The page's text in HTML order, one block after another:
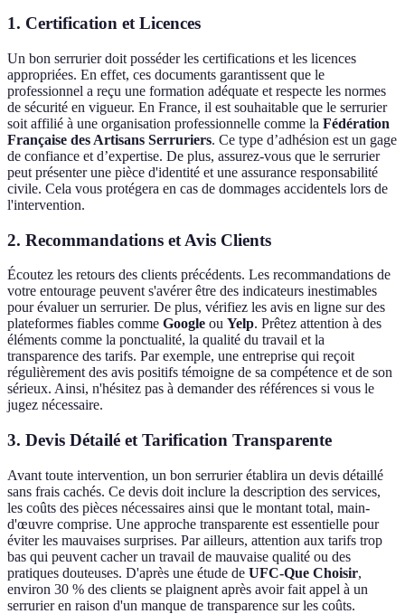
1. Certification et Licences
Un bon serrurier doit posséder les certifications et les licences
appropriées. En effet, ces documents garantissent que le
professionnel a reçu une formation adéquate et respecte les normes
de sécurité en vigueur. En France, il est souhaitable que le serrurier
soit affilié à une organisation professionnelle comme la Fédération
Française des Artisans Serruriers. Ce type d’adhésion est un gage
de confiance et d’expertise. De plus, assurez-vous que le serrurier
peut présenter une pièce d'identité et une assurance responsabilité
civile. Cela vous protégera en cas de dommages accidentels lors de
l'intervention.
2. Recommandations et Avis Clients
Écoutez les retours des clients précédents. Les recommandations de
votre entourage peuvent s'avérer être des indicateurs inestimables
pour évaluer un serrurier. De plus, vérifiez les avis en ligne sur des
plateformes fiables comme Google ou Yelp. Prêtez attention à des
éléments comme la ponctualité, la qualité du travail et la
transparence des tarifs. Par exemple, une entreprise qui reçoit
régulièrement des avis positifs témoigne de sa compétence et de son
sérieux. Ainsi, n'hésitez pas à demander des références si vous le
jugez nécessaire.
3. Devis Détailé et Tarification Transparente
Avant toute intervention, un bon serrurier établira un devis détaillé
sans frais cachés. Ce devis doit inclure la description des services,
les coûts des pièces nécessaires ainsi que le montant total, main-
d'œuvre comprise. Une approche transparente est essentielle pour
éviter les mauvaises surprises. Par ailleurs, attention aux tarifs trop
bas qui peuvent cacher un travail de mauvaise qualité ou des
pratiques douteuses. D'après une étude de UFC-Que Choisir,
environ 30 % des clients se plaignent après avoir fait appel à un
serrurier en raison d'un manque de transparence sur les coûts.